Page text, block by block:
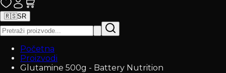
🇷🇸SR
Početna
Proizvodi
Glutamine 500g - Battery Nutrition